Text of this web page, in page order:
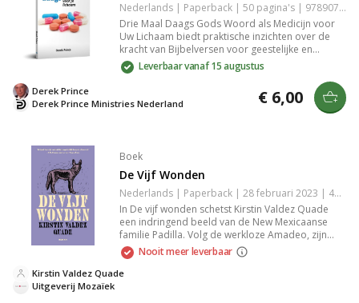
Nederlands | Paperback | 50 pagina's | 9789075185133
Drie Maal Daags Gods Woord als Medicijn voor
Uw Lichaam biedt praktische inzichten over de
kracht van Bijbelversen voor geestelijke en
lichamelijke gezondheid. Het benadrukt de
heilzame werking van Gods Woord en hoe dit kan
bijdragen aan herstel, welzijn en innerlijke rust.
Een waardevolle gids voor iedereen die spirituele
Leverbaar vanaf 15 augustus
Derek Prince Ministries Nederland
Derek Prince € 6,00
Boek
De Vijf Wonden
Nederlands | Paperback | 28 februari 2023 | 480 pagina's | 9789023961345
In De vijf wonden schetst Kirstin Valdez Quade
een indringend beeld van de New Mexicaanse
familie Padilla. Volg de werkloze Amadeo, zijn
zwangere dochter en zijn zieke moeder in hun
emotionele zoektocht naar verlossing en
vergeving. Een ontroerend verhaal over
Nooit meer leverbaar
Uitgeverij Mozaïek
Kirstin Valdez Quade